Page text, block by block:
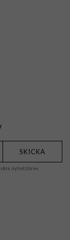
SKICKA
nyhetsbrev.